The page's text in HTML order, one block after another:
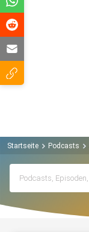
Startseite Podcasts